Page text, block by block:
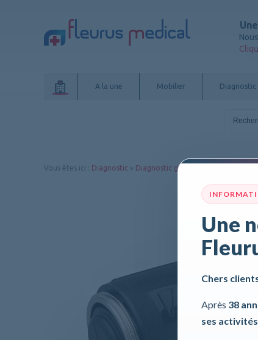
Une
Chers
Après 38
ses
A la une Mobilier Diagnostic
Vous êtes ici Diagnostic » Diagnostic général